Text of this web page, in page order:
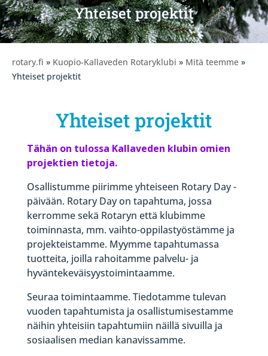
Yhteiset projektit
rotary.fi » Kuopio-Kallaveden Rotaryklubi » Mitä teemme »
Yhteiset projektit
Yhteiset projektit
Tähän on tulossa Kallaveden klubin omien
projektien tietoja.
Osallistumme piirimme yhteiseen Rotary Day -
päivään. Rotary Day on tapahtuma, jossa
kerromme sekä Rotaryn että klubimme
toiminnasta, mm. vaihto-oppilastyöstämme ja
projekteistamme. Myymme tapahtumassa
tuotteita, joilla rahoitamme palvelu- ja
hyväntekeväisyystoimintaamme.
Seuraa toimintaamme. Tiedotamme tulevan
vuoden tapahtumista ja osallistumisestamme
näihin yhteisiin tapahtumiin näillä sivuilla ja
sosiaalisen median kanavissamme.